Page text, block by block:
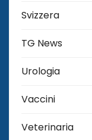
Svizzera
TG News
Urologia
Vaccini
Veterinaria